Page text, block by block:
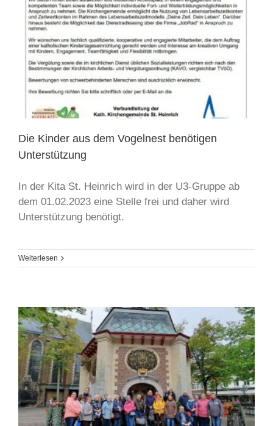
Die Kinder aus dem Vogelnest benötigen
Unterstützung
In der Kita St. Heinrich wird in der U3-Gruppe ab
dem 01.02.2023 eine Stelle frei und daher wird
Unterstützung benötigt.
Weiterlesen